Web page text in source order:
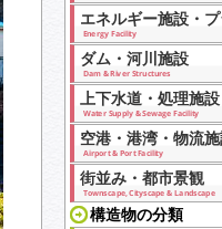
エネルギー施設・
Energy Facility
ダム・河川施設
Dam & River Structures
上下水道・処理施設
Water Supply & Sewage Facility
空港・港湾・物流
Airport & Port Facility
街並み・都市景観
Townscape, Cityscape & Landscape
構造物の分類